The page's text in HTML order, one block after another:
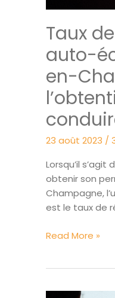
Taux
auto-
en-
23 août 2023 /
Lorsqu’il
obtenir son
Champagne,
est le taux de
Taux
auto-
Read More »